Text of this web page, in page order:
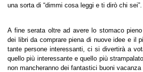
una sorta di “dimmi cosa leggi e ti dirò chi sei”.
A fine serata oltre ad avere lo stomaco
dei libri da comprare piena di nuove idee e il
tante persone interessanti, ci si divertirà a
quello più interessante e quello più
non mancheranno dei fantastici buoni